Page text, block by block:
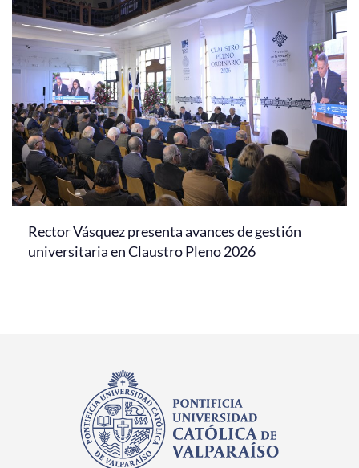
Rector Vásquez presenta avances de gestión
universitaria en Claustro Pleno 2026